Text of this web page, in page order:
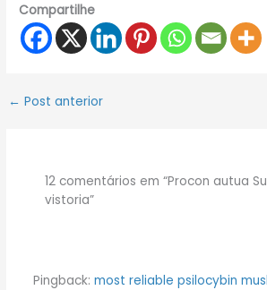
Compartilhe
← Post anterior
12 comentários em “Procon autua
vistoria”
Pingback: most reliable psilocybin